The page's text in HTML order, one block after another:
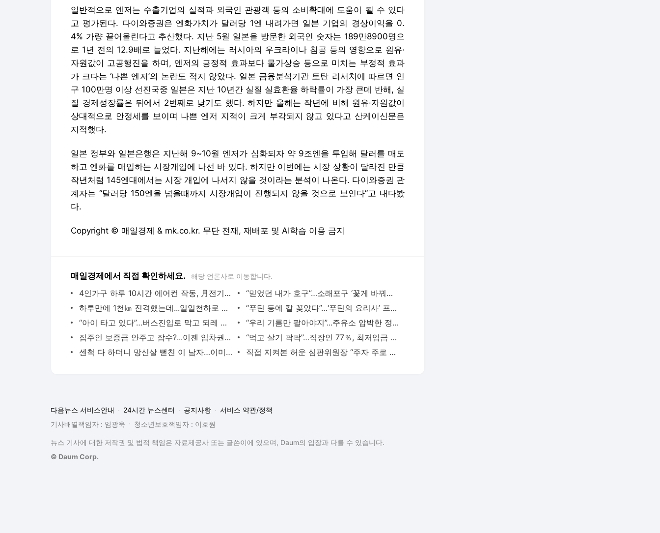
일반적으로 엔저는 수출기업의 실적과 외국인 관광객 등의 소비확대에 도움이 될 수 있다
고 평가된다. 다이와증권은 엔화가치가 달러당 1엔 내려가면 일본 기업의 경상이익을 0.
4% 가량 끌어올린다고 추산했다. 지난 5월 일본을 방문한 외국인 숫자는 189만8900명으
로 1년 전의 12.9배로 늘었다. 지난해에는 러시아의 우크라이나 침공 등의 영향으로 원유·
자원값이 고공행진을 하며, 엔저의 긍정적 효과보다 물가상승 등으로 미치는 부정적 효과
가 크다는 ‘나쁜 엔저’의 논란도 적지 않았다. 일본 금융분석기관 토탄 리서치에 따르면 인
구 100만명 이상 선진국중 일본은 지난 10년간 실질 실효환율 하락률이 가장 큰데 반해, 실
질 경제성장률은 뒤에서 2번째로 낮기도 했다. 하지만 올해는 작년에 비해 원유·자원값이
상대적으로 안정세를 보이며 나쁜 엔저 지적이 크게 부각되지 않고 있다고 산케이신문은
지적했다.
일본 정부와 일본은행은 지난해 9~10월 엔저가 심화되자 약 9조엔을 투입해 달러를 매도
하고 엔화를 매입하는 시장개입에 나선 바 있다. 하지만 이번에는 시장 상황이 달라진 만큼
작년처럼 145엔대에서는 시장 개입에 나서지 않을 것이라는 분석이 나온다. 다이와증권 관
계자는 “달러당 150엔을 넘을때까지 시장개입이 진행되지 않을 것으로 보인다”고 내다봤
다.
Copyright © 매일경제 & mk.co.kr. 무단 전재, 재배포 및 AI학습 이용 금지
매일경제에서 직접 확인하세요. 해당 언론사로 이동합니다.
4인가구 하루 10시간 에어컨 작동, 月전기료 얼마 나오나 보니 - 매일경제
“믿었던 내가 호구”…소래포구 ‘꽃게 바꿔치기’ 또다시 논란 - 매일경제
하루만에 1천㎞ 진격했는데...일일천하로 끝난 러시아 반란군 - 매일경제
“푸틴 등에 칼 꽂았다”…‘푸틴의 요리사’ 프리고진, 돌연 왜 회군했나 - 매일경제
“아이 타고 있다”…버스진입로 막고 되레 소리지른 벤츠 차주 - 매일경제
“우리 기름만 팔아야지”...주유소 압박한 정유사, 법원 판단은 - 매일경제
집주인 보증금 안주고 잠수?...이젠 임차권등기로 애먹을 일 없어요 - 매일경제
“먹고 살기 팍팍”…직장인 77％, 최저임금 1만1000원 주장 - 매일경제
센척 다 하더니 망신살 뻗친 이 남자…이미지 타격 불가피한 푸틴 - 매일경제
직접 지켜본 허운 심판위원장 “주자 주로 막은 오지환 잘못 명백해, 황성빈 주루 방해 맞다.” -
다음뉴스 서비스안내 24시간 뉴스센터 공지사항
서비스 약관/정책
기사배열책임자 : 임광욱
청소년보호책임자 : 이호원
뉴스 기사에 대한 저작권 및 법적 책임은 자료제공사 또는 글쓴이에 있으며, Daum의 입장과 다를 수 있습니다.
© Daum Corp.